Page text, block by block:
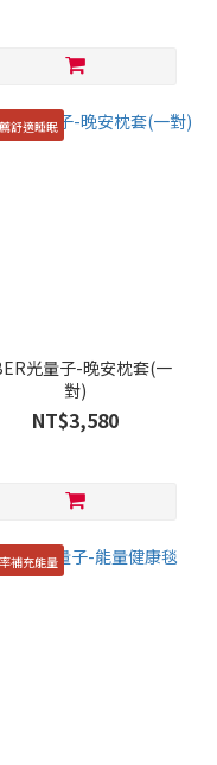
舒適睡眠
光量子-晚安枕套(一
對)
NT$3,580
補充能量